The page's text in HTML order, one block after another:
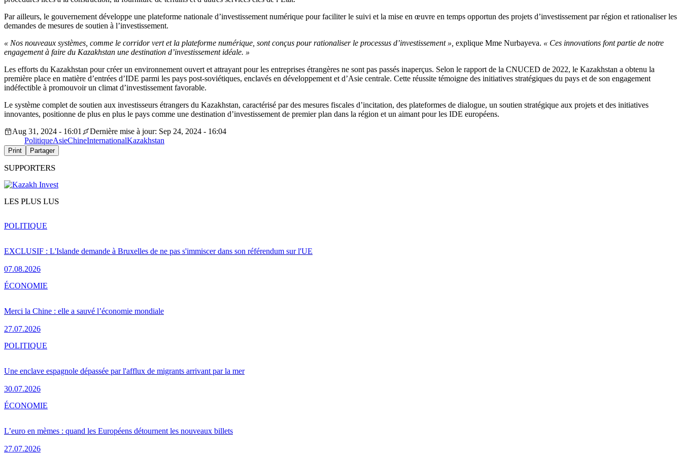
Par ailleurs, le gouvernement développe une plateforme nationale d’investissement numérique pour faciliter le suivi et la mise en œuvre en temps opportun des projets d’investissement par région et rationaliser les
demandes de mesures de soutien à l’investissement.
« Nos nouveaux systèmes, comme le corridor vert et la plateforme numérique, sont conçus pour rationaliser le processus d’investissement », explique Mme Nurbayeva. « Ces innovations font partie de notre
engagement à faire du Kazakhstan une destination d’investissement idéale. »
Les efforts du Kazakhstan pour créer un environnement ouvert et attrayant pour les entreprises étrangères ne sont pas passés inaperçus. Selon le rapport de la CNUCED de 2022, le Kazakhstan a obtenu la
première place en matière d’entrées d’IDE parmi les pays post-soviétiques, enclavés en développement et d’Asie centrale. Cette réussite témoigne des initiatives stratégiques du pays et de son engagement
indéfectible à promouvoir un climat d’investissement favorable.
Le système complet de soutien aux investisseurs étrangers du Kazakhstan, caractérisé par des mesures fiscales d’incitation, des plateformes de dialogue, un soutien stratégique aux projets et des initiatives
innovantes, positionne de plus en plus le pays comme une destination d’investissement de premier plan dans la région et un aimant pour les IDE européens.
Aug 31, 2024 - 16:01
Dernière mise à jour: Sep 24, 2024 - 16:04
PolitiqueAsieChineInternationalKazakhstan
Print Partager
SUPPORTERS
LES PLUS LUS
EXCLUSIF : L'Islande demande à Bruxelles de ne pas s'immiscer dans son référendum sur l'UE
07.08.2026
POLITIQUE
Merci la Chine : elle a sauvé l’économie mondiale
27.07.2026
ÉCONOMIE
Une enclave espagnole dépassée par l'afflux de migrants arrivant par la mer
30.07.2026
POLITIQUE
L’euro en mèmes : quand les Européens détournent les nouveaux billets
27.07.2026
ÉCONOMIE